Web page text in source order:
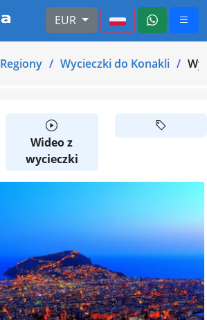
EUR
Regiony Wycieczki do Konakli
Wideo z
wycieczki